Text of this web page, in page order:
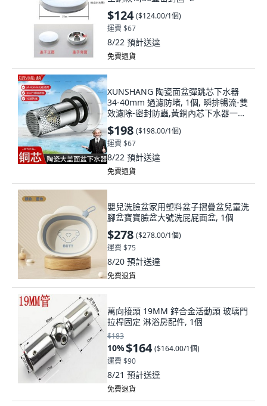
$124 ($124.00/1個)
運費 $67
8/22 預計送達
免費退貨
XUNSHANG 陶瓷面盆彈跳芯下水器
34-40mm 過濾防堵, 1個, 瞬排暢流-雙
效濾除-密封防蟲,黃銅內芯下水器一隻
白瓷按鍵
$198 ($198.00/1個)
運費 $67
8/22 預計送達
免費退貨
嬰兒洗臉盆家用塑料盆子摺疊盆兒童洗
腳盆寶寶臉盆大號洗屁屁面盆, 1個
$278 ($278.00/1個)
運費 $75
8/20 預計送達
免費退貨
萬向接頭 19MM 鋅合金活動頭 玻璃門
拉桿固定 淋浴房配件, 1個
$183
10%$164 ($164.00/1個)
運費 $90
8/21 預計送達
免費退貨